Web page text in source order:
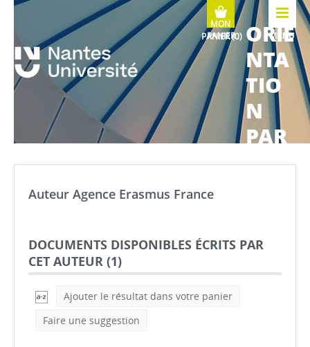
MENU
ORIE
NTA
TIO
N
PAR
COU
ERS
Auteur Agence Erasmus France
DOCUMENTS DISPONIBLES ÉCRITS PAR
CET AUTEUR (1)
Ajouter le résultat dans votre panier
Faire une suggestion